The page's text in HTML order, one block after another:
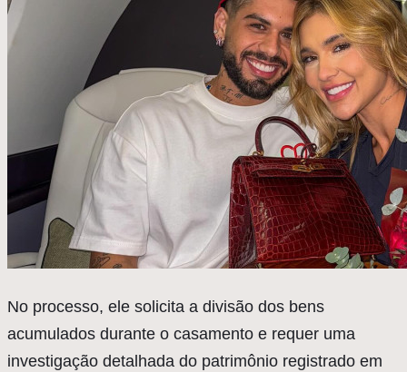
No processo, ele solicita a divisão dos bens
acumulados durante o casamento e requer uma
investigação detalhada do patrimônio registrado em